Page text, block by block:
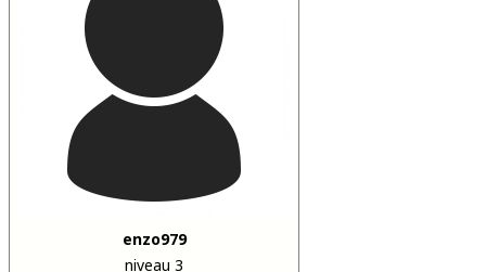
enzo979
niveau 3